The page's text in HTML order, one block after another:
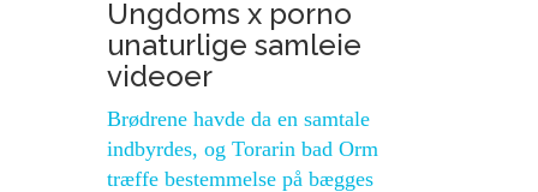
Ungdoms x porno
unaturlige samleie
videoer
Brødrene havde da en samtale
indbyrdes, og Torarin bad Orm
træffe bestemmelse på bægges